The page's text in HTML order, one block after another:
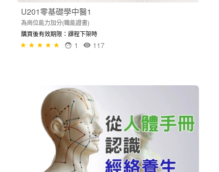
U201零基礎學中醫1
為崗位能力加分(職能證書)
購買後有效期限：課程下架時
117
1